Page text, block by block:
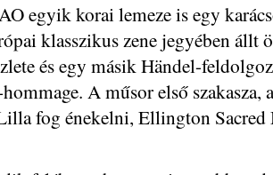
egyik korai lemeze is egy
klasszikus zene jegyében állt
és egy másik Händel-
A műsor első
fog énekelni, Ellington